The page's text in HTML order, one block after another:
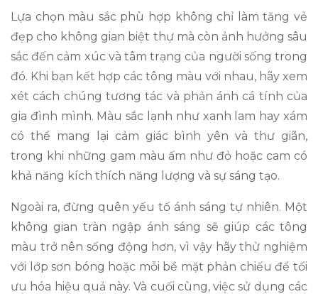
Lựa chọn màu sắc phù hợp không chỉ làm tăng vẻ
đẹp cho không gian biệt thự mà còn ảnh hưởng sâu
sắc đến cảm xúc và tâm trạng của người sống trong
đó. Khi bạn kết hợp các tông màu với nhau, hãy xem
xét cách chúng tương tác và phản ánh cá tính của
gia đình mình. Màu sắc lạnh như xanh lam hay xám
có thể mang lại cảm giác bình yên và thư giãn,
trong khi những gam màu ấm như đỏ hoặc cam có
khả năng kích thích năng lượng và sự sáng tạo.
Ngoài ra, đừng quên yếu tố ánh sáng tự nhiên. Một
không gian tràn ngập ánh sáng sẽ giúp các tông
màu trở nên sống động hơn, vì vậy hãy thử nghiệm
với lớp sơn bóng hoặc mỗi bề mặt phản chiếu để tối
ưu hóa hiệu quả này. Và cuối cùng, việc sử dụng các